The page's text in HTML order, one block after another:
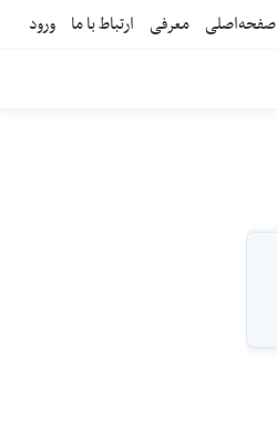
صفحه‌اصلی معرفی ارتباط با ما ورود